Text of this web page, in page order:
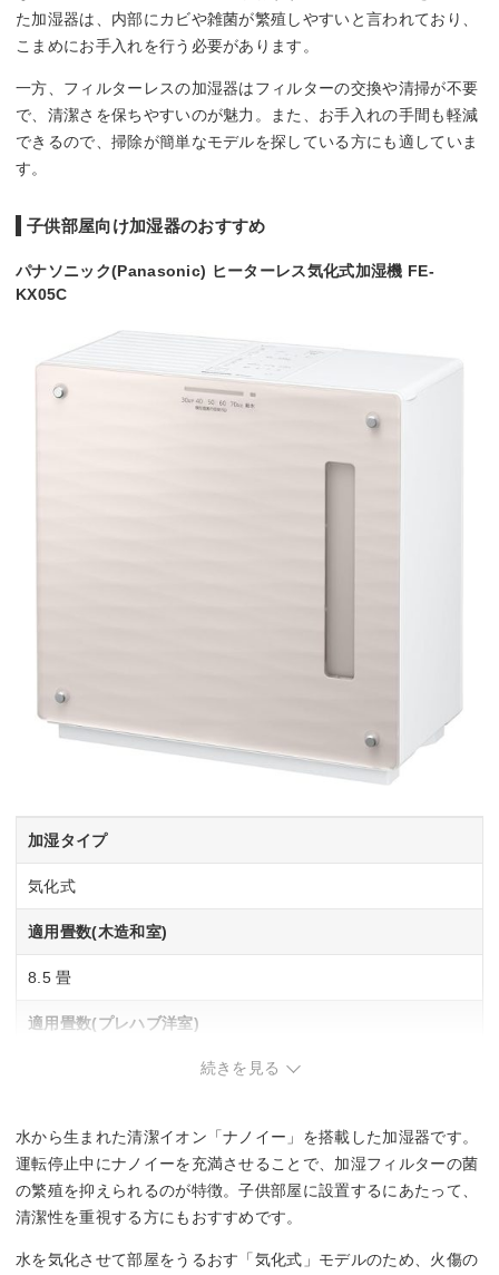
た加湿器は、内部にカビや雑菌が繁殖しやすいと言われており、
こまめにお手入れを行う必要があります。
一方、フィルターレスの加湿器はフィルターの交換や清掃が不要
で、清潔さを保ちやすいのが魅力。また、お手入れの手間も軽減
できるので、掃除が簡単なモデルを探している方にも適していま
す。
子供部屋向け加湿器のおすすめ
パナソニック(Panasonic) ヒーターレス気化式加湿機 FE-
KX05C
加湿タイプ
気化式
適用畳数(木造和室)
8.5 畳
適用畳数(プレハブ洋室)
4.2 L
最小運転音
15 dB
続きを見る
水から生まれた清潔イオン「ナノイー」を搭載した加湿器です。
運転停止中にナノイーを充満させることで、加湿フィルターの菌
の繁殖を抑えられるのが特徴。子供部屋に設置するにあたって、
清潔性を重視する方にもおすすめです。
水を気化させて部屋をうるおす「気化式」モデルのため、火傷の